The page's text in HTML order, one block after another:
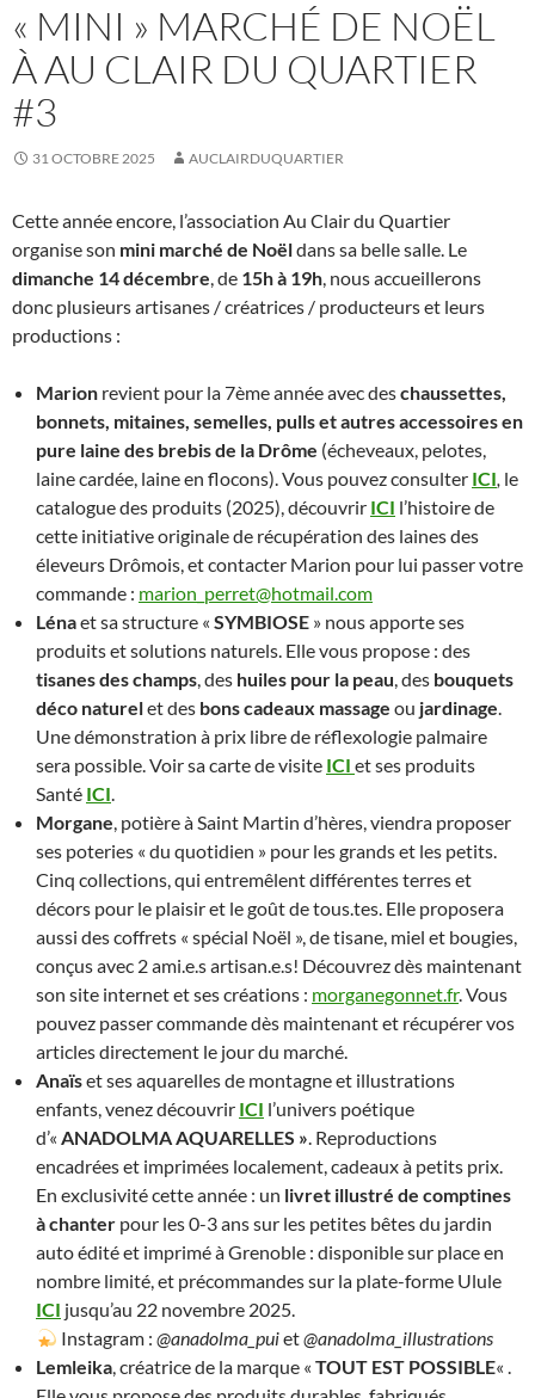
« MINI » MARCHÉ DE NOËL
À AU CLAIR DU QUARTIER
#3
31 OCTOBRE 2025 AUCLAIRDUQUARTIER
Cette année encore, l’association Au Clair du Quartier
organise son mini marché de Noëldans sa belle salle. Le
dimanche 14 décembre, de 15h à 19h, nous accueillerons
donc plusieurs artisanes / créatrices / producteurs et leurs
productions :
Marion revient pour la 7ème année avec deschaussettes,
bonnets, mitaines, semelles, pulls et autres accessoires en
pure laine des brebis de la Drôme (écheveaux, pelotes,
laine cardée, laine en flocons). Vous pouvez consulter ICI, le
catalogue des produits (2025), découvrir ICI l’histoire de
cette initiative originale de récupération des laines des
éleveurs Drômois, et contacter Marion pour lui passer votre
commande : marion_perret@hotmail.com
Lénaet sa structure « SYMBIOSE » nous apporte ses
produits et solutions naturels. Elle vous propose : des
tisanes des champs, des huiles pour la peau, des bouquets
déco naturelet des bons cadeaux massage ou jardinage.
Une démonstration à prix libre de réflexologie palmaire
sera possible. Voir sa carte de visite ICI et ses produits
Santé ICI.
Morgane, potière à Saint Martin d’hères, viendra proposer
ses poteries « du quotidien » pour les grands et les petits.
Cinq collections, qui entremêlent différentes terres et
décors pour le plaisir et le goût de tous.tes. Elle proposera
aussi des coffrets « spécial Noël », de tisane, miel et bougies,
conçus avec 2 ami.e.s artisan.e.s! Découvrez dès maintenant
son site internet et ses créations : morganegonnet.fr. Vous
pouvez passer commande dès maintenant et récupérer vos
articles directement le jour du marché.
Anaïset ses aquarelles de montagne et illustrations
enfants, venez découvrir ICI l’univers poétique
d’« ANADOLMA AQUARELLES ». Reproductions
encadrées et imprimées localement, cadeaux à petits prix.
En exclusivité cette année : un livret illustré de comptines
à chanter pour les 0-3 ans sur les petites bêtes du jardin
auto édité et imprimé à Grenoble : disponible sur place en
nombre limité, et précommandes sur la plate-forme Ulule
ICI jusqu’au 22 novembre 2025.
Instagram :@anadolma_puiet@anadolma_illustrations
Lemleika, créatrice de la marque « TOUT EST POSSIBLE« .